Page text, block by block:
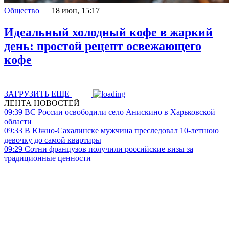
Общество 18 июн, 15:17
Идеальный холодный кофе в жаркий
день: простой рецепт освежающего
кофе
ЗАГРУЗИТЬ ЕЩЕ
ЛЕНТА НОВОСТЕЙ
09:39 ВС России освободили село Анискино в Харьковской
области
09:33 В Южно-Сахалинске мужчина преследовал 10-летнюю
девочку до самой квартиры
09:29 Сотни французов получили российские визы за
традиционные ценности